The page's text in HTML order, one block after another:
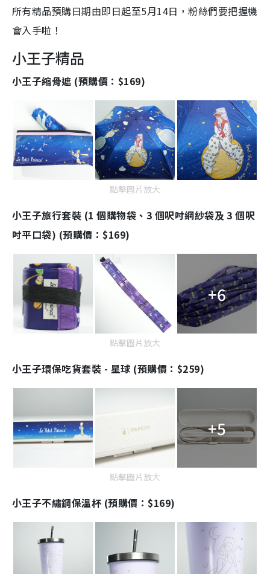
所有精品預購日期由即日起至5月14日，粉絲們要把握機
會入手啦！
小王子精品
小王子縮骨遮 (預購價：$169)
點擊圖片放大
小王子旅行套裝 (1 個購物袋、3 個呎吋網紗袋及 3 個呎
吋平口袋) (預購價：$169)
+6
點擊圖片放大
小王子環保吃貨套裝 - 星球 (預購價：$259)
+5
點擊圖片放大
小王子不繡鋼保溫杯 (預購價：$169)